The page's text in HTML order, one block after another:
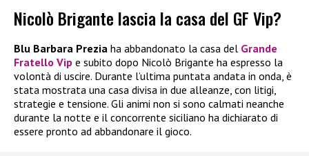
Nicolò Brigante lascia la casa del GF Vip?
Blu Barbara Prezia ha abbandonato la casa del Grande
Fratello Vip e subito dopo Nicolò Brigante ha espresso la
volontà di uscire. Durante l’ultima puntata andata in onda, è
stata mostrata una casa divisa in due alleanze, con litigi,
strategie e tensione. Gli animi non si sono calmati neanche
durante la notte e il concorrente siciliano ha dichiarato di
essere pronto ad abbandonare il gioco.